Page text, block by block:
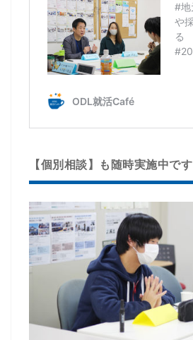
【個別相談】も随時実施中です